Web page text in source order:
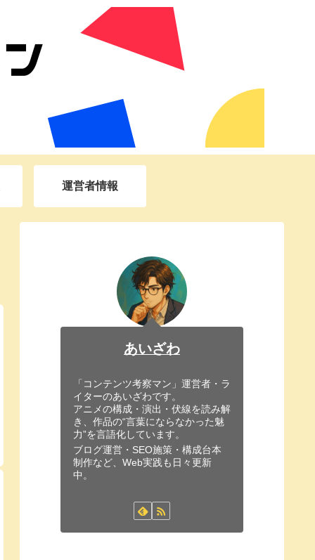
運営者情報
あいざわ
「コンテンツ考察マン」運営者・ラ
イターのあいざわです。
アニメの構成・演出・伏線を読み解
き、作品の“言葉にならなかった魅
力”を言語化しています。
ブログ運営・SEO施策・構成台本
制作など、Web実践も日々更新
中。